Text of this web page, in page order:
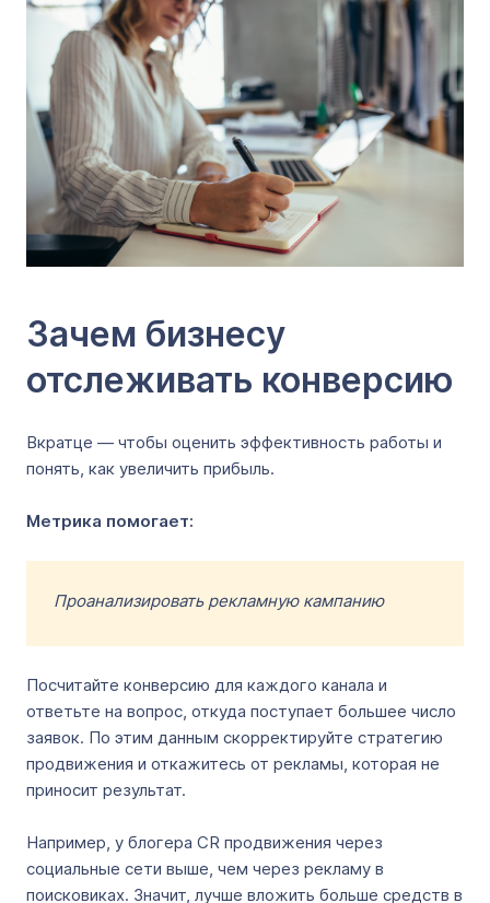
Зачем бизнесу
отслеживать конверсию
Вкратце — чтобы оценить эффективность работы и
понять, как увеличить прибыль.
Метрика помогает:
Проанализировать рекламную кампанию
Посчитайте конверсию для каждого канала и
ответьте на вопрос, откуда поступает большее число
заявок. По этим данным скорректируйте стратегию
продвижения и откажитесь от рекламы, которая не
приносит результат.
Например, у блогера CR продвижения через
социальные сети выше, чем через рекламу в
поисковиках. Значит, лучше вложить больше средств в